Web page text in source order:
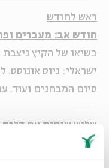
ראש לחודש
חודש אב: מעברים
בשיאו של הקיץ
ישראלי: גיוס
סיום המבחנים ועוד.
שלוש שיחות עם דליק
בהשתתפות: